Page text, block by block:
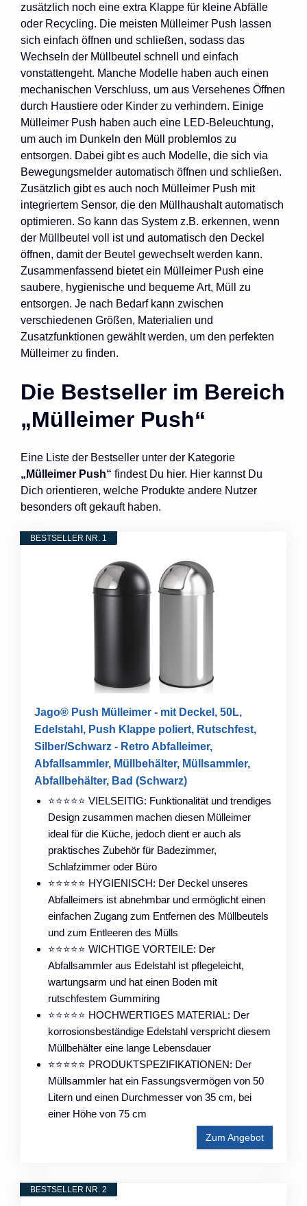
zusätzlich noch eine extra Klappe für kleine Abfälle
oder Recycling. Die meisten Mülleimer Push lassen
sich einfach öffnen und schließen, sodass das
Wechseln der Müllbeutel schnell und einfach
vonstattengeht. Manche Modelle haben auch einen
mechanischen Verschluss, um aus Versehenes Öffnen
durch Haustiere oder Kinder zu verhindern. Einige
Mülleimer Push haben auch eine LED-Beleuchtung,
um auch im Dunkeln den Müll problemlos zu
entsorgen. Dabei gibt es auch Modelle, die sich via
Bewegungsmelder automatisch öffnen und schließen.
Zusätzlich gibt es auch noch Mülleimer Push mit
integriertem Sensor, die den Müllhaushalt automatisch
optimieren. So kann das System z.B. erkennen, wenn
der Müllbeutel voll ist und automatisch den Deckel
öffnen, damit der Beutel gewechselt werden kann.
Zusammenfassend bietet ein Mülleimer Push eine
saubere, hygienische und bequeme Art, Müll zu
entsorgen. Je nach Bedarf kann zwischen
verschiedenen Größen, Materialien und
Zusatzfunktionen gewählt werden, um den perfekten
Mülleimer zu finden.
Die Bestseller im Bereich
„Mülleimer Push“
Eine Liste der Bestseller unter der Kategorie
„Mülleimer Push“ findest Du hier. Hier kannst Du
Dich orientieren, welche Produkte andere Nutzer
besonders oft gekauft haben.
BESTSELLER NR. 1
Jago® Push Mülleimer - mit Deckel, 50L,
Edelstahl, Push Klappe poliert, Rutschfest,
Silber/Schwarz - Retro Abfalleimer,
Abfallsammler, Müllbehälter, Müllsammler,
Abfallbehälter, Bad (Schwarz)
⭐⭐⭐⭐⭐ VIELSEITIG: Funktionalität und trendiges
Design zusammen machen diesen Mülleimer
ideal für die Küche, jedoch dient er auch als
praktisches Zubehör für Badezimmer,
Schlafzimmer oder Büro
⭐⭐⭐⭐⭐ HYGIENISCH: Der Deckel unseres
Abfalleimers ist abnehmbar und ermöglicht einen
einfachen Zugang zum Entfernen des Müllbeutels
und zum Entleeren des Mülls
⭐⭐⭐⭐⭐ WICHTIGE VORTEILE: Der
Abfallsammler aus Edelstahl ist pflegeleicht,
wartungsarm und hat einen Boden mit
rutschfestem Gummiring
⭐⭐⭐⭐⭐ HOCHWERTIGES MATERIAL: Der
korrosionsbeständige Edelstahl verspricht diesem
Müllbehälter eine lange Lebensdauer
⭐⭐⭐⭐⭐ PRODUKTSPEZIFIKATIONEN: Der
Müllsammler hat ein Fassungsvermögen von 50
Litern und einen Durchmesser von 35 cm, bei
einer Höhe von 75 cm
Zum Angebot
BESTSELLER NR. 2